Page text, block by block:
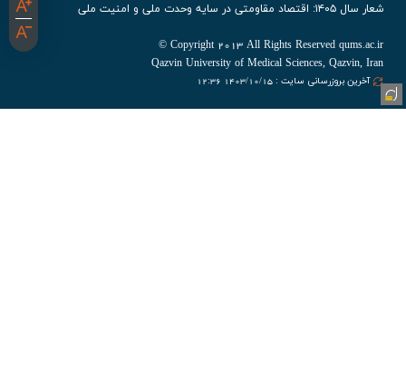
شعار سال ۱۴۰۵: اقتصاد مقاومتی در سایه وحدت ملی و امنیت ملی
Copyright 2013 All Rights Reserved qums.ac.ir ©
Qazvin University of Medical Sciences, Qazvin, Iran
آخرین بروزرسانی سایت : 1403/10/15 12:36